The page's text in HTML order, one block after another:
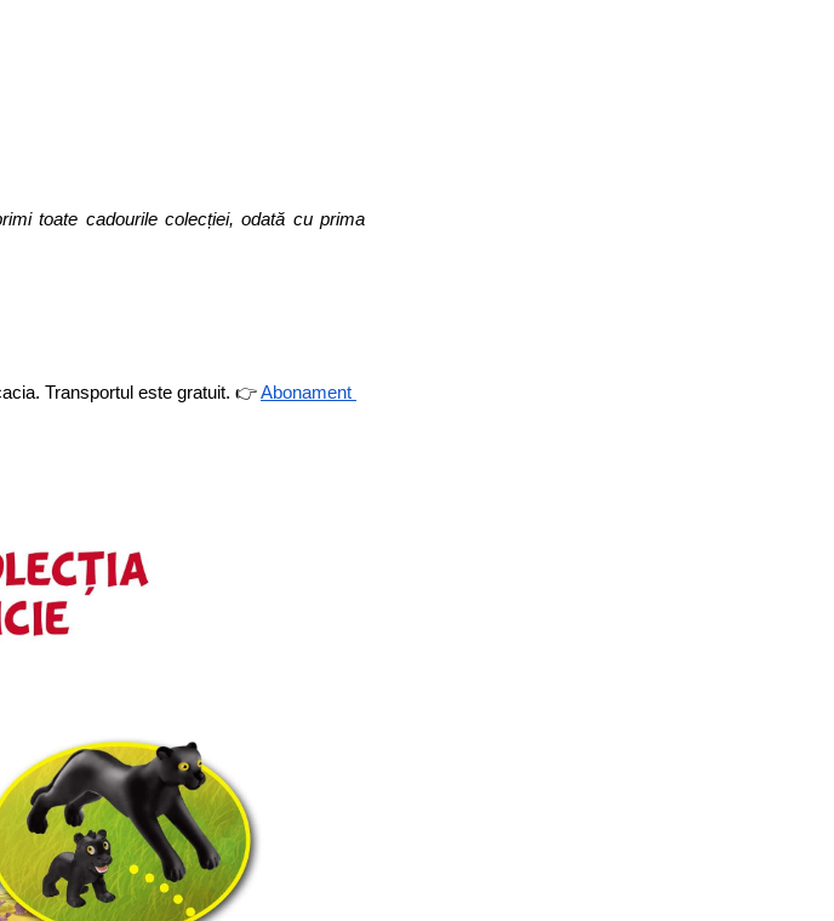
toate cadourile colecției, odată cu prima
Transportul este gratuit. 👉Abonament